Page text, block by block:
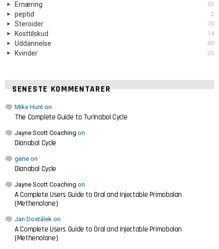
Ernæring 43
peptid 2
Steroider 70
Kosttilskud 14
Uddannelse 89
Kvinder 26
SENESTE KOMMENTARER
Mike Hunt on
The Complete Guide to Turinabol Cycle
Jayne Scott Coaching on
Dianabol Cycle
gene on
Dianabol Cycle
Jayne Scott Coaching on
A Complete Users Guide to Oral and Injectable Primobolan
(Methenolone)
Jan Dostálek on
A Complete Users Guide to Oral and Injectable Primobolan
(Methenolone)